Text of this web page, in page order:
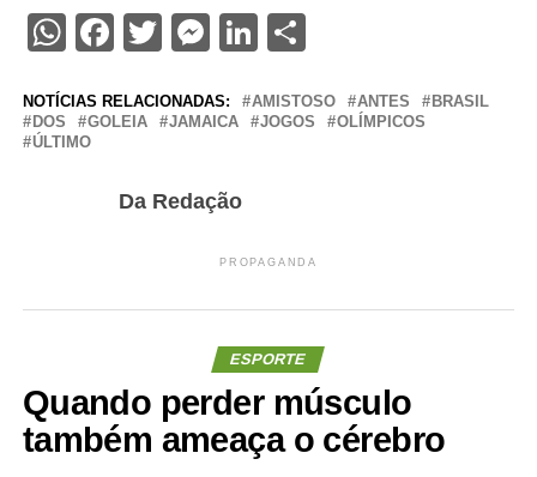
WhatsApp
Facebook
Twitter
Messenger
LinkedIn
Share
NOTÍCIAS RELACIONADAS: AMISTOSO ANTES
BRASIL
DOS
GOLEIA JAMAICA JOGOS
OLÍMPICOS
ÚLTIMO
Da Redação
PROPAGANDA
ESPORTE
Quando perder músculo
também ameaça o cérebro